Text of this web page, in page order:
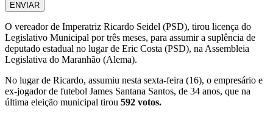
ENVIAR
O vereador de Imperatriz Ricardo Seidel (PSD), tirou licença do
Legislativo Municipal por três meses, para assumir a suplência de
deputado estadual no lugar de Eric Costa (PSD), na Assembleia
Legislativa do Maranhão (Alema).
No lugar de Ricardo, assumiu nesta sexta-feira (16), o empresário e
ex-jogador de futebol James Santana Santos, de 34 anos, que na
última eleição municipal tirou 592 votos.